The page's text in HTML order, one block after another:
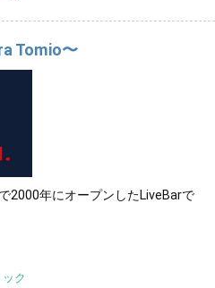
Tomio〜
2000年にオープンしたLiveBarで
ク